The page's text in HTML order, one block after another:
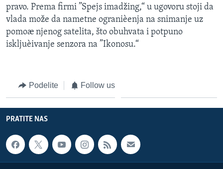
pravo. Prema firmi ”Spejs imadžing,“ u ugovoru stoji da
vlada može da nametne ogranièenja na snimanje uz
pomoæ njenog satelita, što obuhvata i potpuno
iskljuèivanje senzora na ”Ikonosu.“
Podelite Follow us
PRATITE NAS